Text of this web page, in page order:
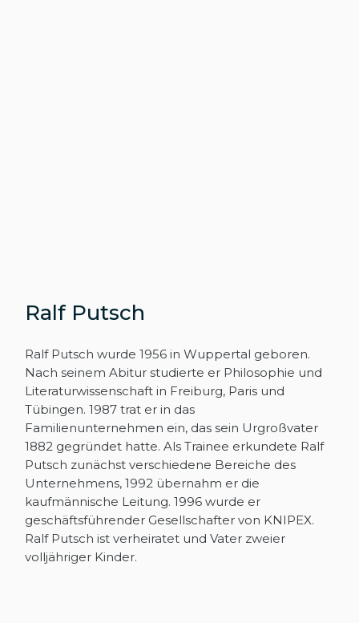
Ralf Putsch
Ralf Putsch wurde 1956 in Wuppertal geboren.
Nach seinem Abitur studierte er Philosophie und
Literaturwissenschaft in Freiburg, Paris und
Tübingen. 1987 trat er in das
Familienunternehmen ein, das sein Urgroßvater
1882 gegründet hatte. Als Trainee erkundete Ralf
Putsch zunächst verschiedene Bereiche des
Unternehmens, 1992 übernahm er die
kaufmännische Leitung. 1996 wurde er
geschäftsführender Gesellschafter von KNIPEX.
Ralf Putsch ist verheiratet und Vater zweier
volljähriger Kinder.